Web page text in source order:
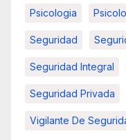
Psicologia
Seguridad
Seguridad Integral
Seguridad Privada
Vigilante De